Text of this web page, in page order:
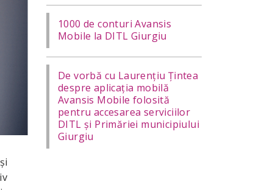
1000 de conturi Avansis
Mobile la DITL Giurgiu
De vorbă cu Laurențiu Țintea
despre aplicația mobilă
Avansis Mobile folosită
pentru accesarea serviciilor
DITL și Primăriei municipiului
Giurgiu